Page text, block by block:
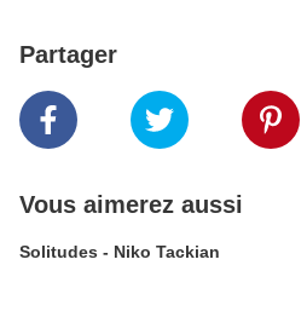
Partager
Vous aimerez aussi
Solitudes - Niko Tackian